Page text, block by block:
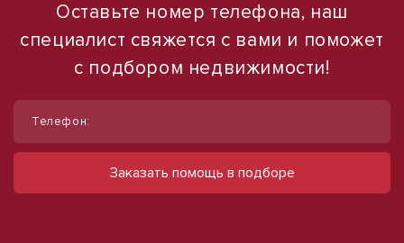
Шигалеевское сельское послеление
Оставьте номер телефона, наш
специалист свяжется с вами и поможет
с подбором недвижимости!
Телефон:
Заказать помощь в подборе